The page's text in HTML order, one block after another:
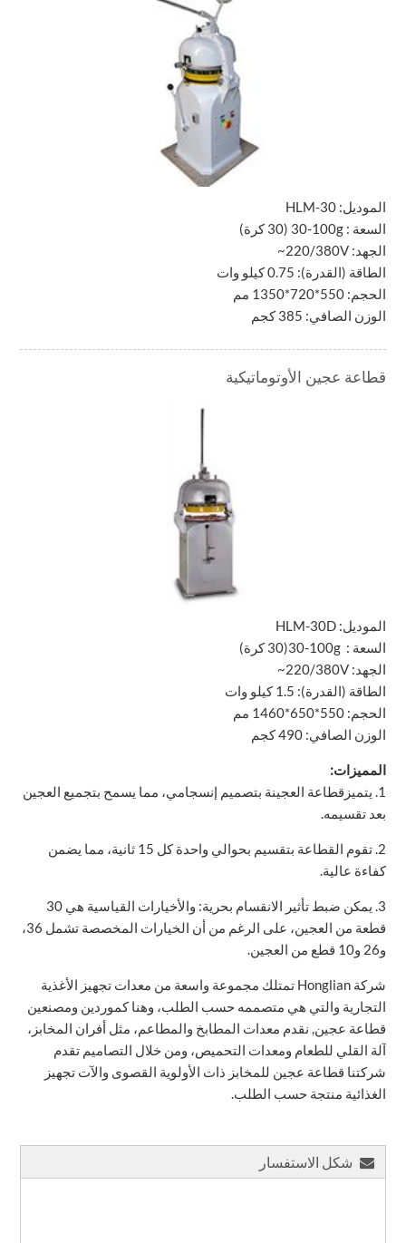
الموديل:HLM-30
السعة :30-100g (30 كرة)
الجهد:~220/380V
الطاقة (القدرة): 0.75 كيلو وات
الحجم: 550*720*1350 مم
الوزن الصافي: 385 كجم
قطاعة عجين الأوتوماتيكية
الموديل:HLM-30D
السعة : 30-100g(30 كرة)
الجهد:~220/380V
الطاقة (القدرة): 1.5 كيلو وات
الحجم: 550*650*1460 مم
الوزن الصافي: 490 كجم
المميزات:
1. يتميزقطاعة العجينة بتصميم إنسجامي، مما يسمح بتجميع العجين
بعد تقسيمه.
2. تقوم القطاعة بتقسيم بحوالي واحدة كل 15 ثانية، مما يضمن
كفاءة عالية.
3. يمكن ضبط تأثير الانقسام بحرية: والأخيارات القياسية هي 30
قطعة من العجين، على الرغم من أن الخيارات المخصصة تشمل 36،
و26 و10 قطع من العجين.
شركة Honglian تمتلك مجموعة واسعة من معدات تجهيز الأغذية
التجارية والتي هي متصممه حسب الطلب، وهنا كموردين ومصنعين
قطاعة عجين, نقدم معدات المطابخ والمطاعم، مثل أفران المخابز،
آلة القلي للطعام ومعدات التحميص، ومن خلال التصاميم تقدم
شركتنا قطاعة عجين للمخابز ذات الأولوية القصوى والآت تجهيز
الغذائية منتجة حسب الطلب.
شكل الاستفسار